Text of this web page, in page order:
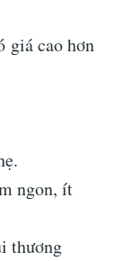
giá cao hơn
ngon, ít
thương